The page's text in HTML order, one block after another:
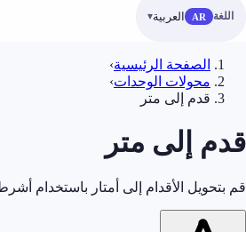
اللغة AR العربية
الصفحة الرئيسية›
محولات الوحدات›
قدم إلى متر
قدم إلى متر
قم بتحويل الأقدام إلى أمتار باستخدام